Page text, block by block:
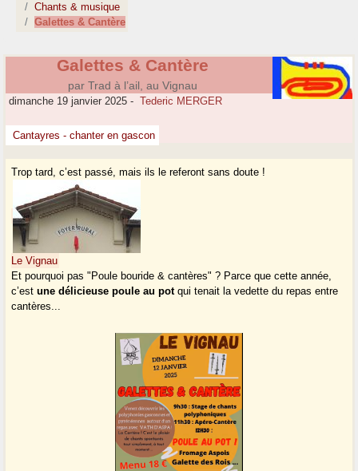
Chants & musique
Galettes & Cantère
Galettes & Cantère
par Trad à l’ail, au Vignau
dimanche 19 janvier 2025 - Tederic MERGER
Cantayres - chanter en gascon
Trop tard, c’est passé, mais ils le referont sans doute !
Le Vignau
Et pourquoi pas "Poule bouride & cantères" ? Parce que cette année,
c’estune délicieuse poule au potqui tenait la vedette du repas entre
cantères...